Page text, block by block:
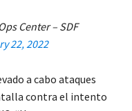
Center – SDF
22, 2022
a cabo ataques
contra el intento